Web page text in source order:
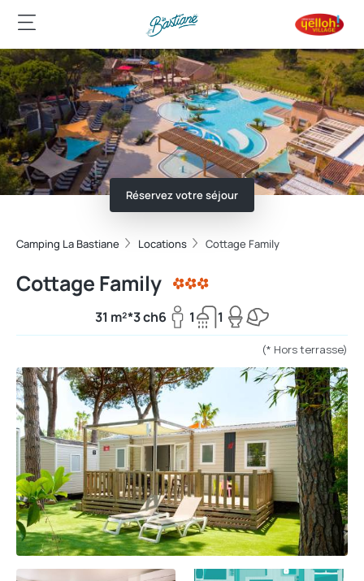
Réservez votre séjour
Camping La Bastiane Locations Cottage Family
Cottage Family
31 m²*3 ch6 1 1
(* Hors terrasse)